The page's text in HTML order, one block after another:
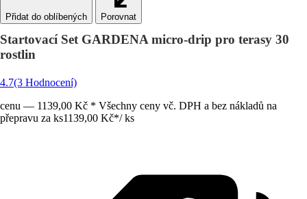
Porovnat
Startovací Set GARDENA micro-drip pro terasy 30
rostlin
4.7(3 Hodnocení)
cenu — 1139,00 Kč * Všechny ceny vč. DPH a bez nákladů na
přepravu za ks1139,00 Kč*/ ks